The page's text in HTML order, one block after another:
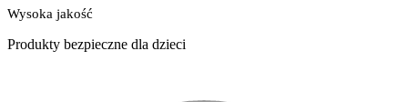
Wysoka jakość
Produkty bezpieczne dla dzieci